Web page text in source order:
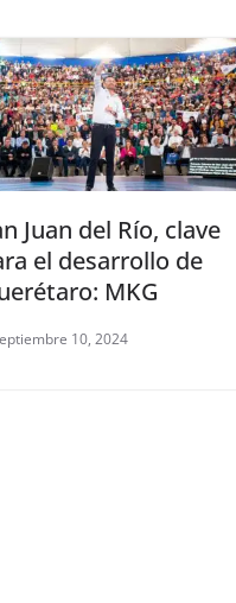
Juan del Río, clave
el desarrollo de
MKG
10, 2024